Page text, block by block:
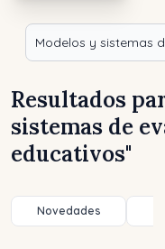
Resultados
sistemas de
educativos"
Novedades